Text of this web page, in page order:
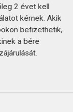
2 évet kell
kérnek. Akik
befizethetik,
a bére